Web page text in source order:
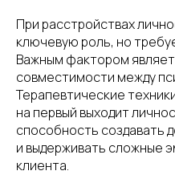
При расстройствах
ключевую роль, но
Важным фактором
совместимости между
Терапевтические
на первый выходит
способность создавать
и выдерживать сложные
клиента.